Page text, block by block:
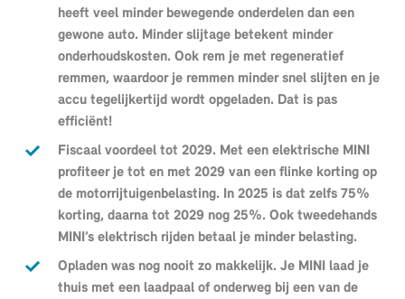
heeft veel minder bewegende onderdelen dan een
gewone auto. Minder slijtage betekent minder
onderhoudskosten. Ook rem je met regeneratief
remmen, waardoor je remmen minder snel slijten en je
accu tegelijkertijd wordt opgeladen. Dat is pas
efficiënt!
Fiscaal voordeel tot 2029. Met een elektrische MINI
profiteer je tot en met 2029 van een flinke korting op
de motorrijtuigenbelasting. In 2025 is dat zelfs 75%
korting, daarna tot 2029 nog 25%. Ook tweedehands
MINI’s elektrisch rijden betaal je minder belasting.
Opladen was nog nooit zo makkelijk. Je MINI laad je
thuis met een laadpaal of onderweg bij een van de